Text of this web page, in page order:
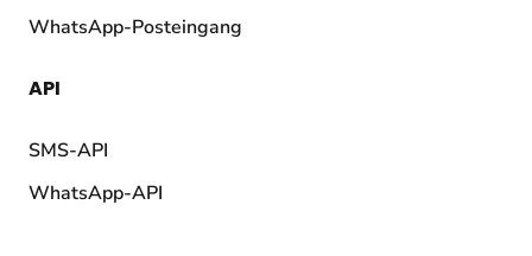
WhatsApp-Posteingang
API
SMS-API
WhatsApp-API